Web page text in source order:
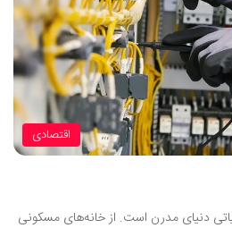
اقتصادی
دنیای مدرن است. از خانه‌های مسکونی